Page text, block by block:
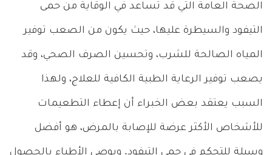
الصحة العامة التي قد تساعد في الوقاية من حمى
التيفود والسيطرة عليها، حيث يكون من الصعب توفير
المياه الصالحة للشرب، وتحسين الصرف الصحي، وقد
يصعب توفير الرعاية الطبية الكافية للعلاج، ولهذا
السبب يعتقد بعض الخبراء أن إعطاء التطعيمات
للأشخاص الأكثر عرضة للإصابة بالمرض، هو أفضل
وسيلة للتحكم في حمى التيفود. ويوصى الأطباء بالحصول